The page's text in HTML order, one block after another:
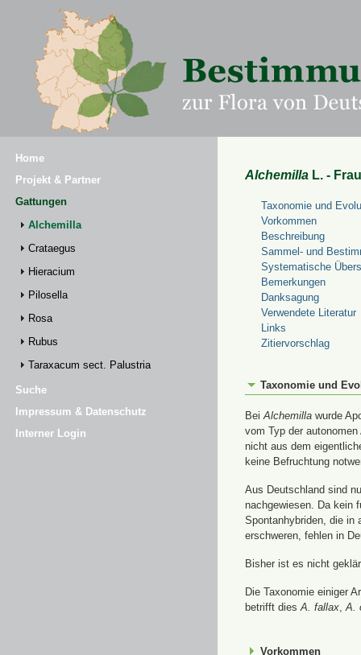
Home
Projekt & Partner
Gattungen
Alchemilla
Crataegus
Hieracium
Pilosella
Rosa
Rubus
Taraxacum sect. Palustria
Suche
Impressum & Datenschutz
Interner Login
Alchemilla L. -
Taxonomie und
Vorkommen
Beschreibung
Sammel- und
Systematische
Bemerkungen
Danksagung
Verwendete Literatur
Links
Zitiervorschlag
Taxonomie und
BeiAlchemilla wurde
vom Typ der
nicht aus dem
keine Befruchtung
Aus Deutschland sind
nachgewiesen. Da kein
Spontanhybriden, die in
erschweren, fehlen in
Bisher ist es nicht
Die Taxonomie einiger
betrifft diesA. fallax,A.
Vorkommen